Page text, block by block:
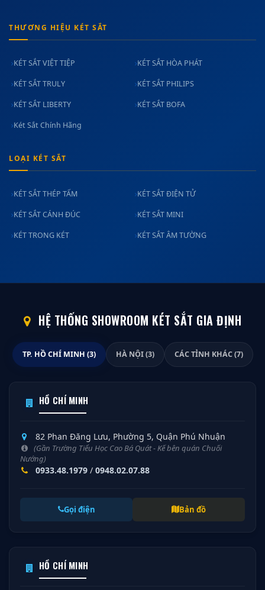
THƯƠNG HIỆU KÉT SẮT
KÉT SẮT VIỆT TIỆP KÉT SẮT HÒA PHÁT
KÉT SẮT TRULY KÉT SẮT PHILIPS
KÉT SẮT LIBERTY KÉT SẮT BOFA
Két Sắt Chính Hãng
LOẠI KÉT SẮT
KÉT SẮT THÉP TẤM KÉT SẮT ĐIỆN TỬ
KÉT SẮT CÁNH ĐÚC KÉT SẮT MINI
KÉT TRONG KÉT KÉT SẮT ÂM TƯỜNG
HỆ THỐNG SHOWROOM KÉT SẮT GIA ĐỊNH
TP. HỒ CHÍ MINH (3) HÀ NỘI (3) CÁC TỈNH KHÁC (7)
HỒ CHÍ MINH
82 Phan Đăng Lưu, Phường 5, Quận Phú Nhuận
(Gần Trường Tiểu Học Cao Bá Quát - Kế bên quán Chuối
Nướng)
0933.48.1979 / 0948.02.07.88
Gọi điện Bản đồ
HỒ CHÍ MINH